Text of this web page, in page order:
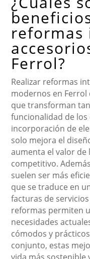
reformas
Ferrol?
Realizar reformas
modernos en Ferrol
que transforman
funcionalidad de los
incorporación de
solo mejora el
aumenta el valor
competitivo.
suelen ser más
que se traduce en
facturas de
reformas permiten
necesidades
cómodos y
conjunto, estas